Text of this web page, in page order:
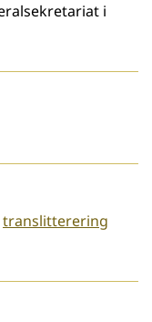
i
translitterering